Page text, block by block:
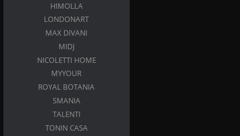
HIMOLLA
LONDONART
MAX DIVANI
MIDJ
NICOLETTI HOME
MYYOUR
ROYAL BOTANIA
SMANIA
TALENTI
TONIN CASA